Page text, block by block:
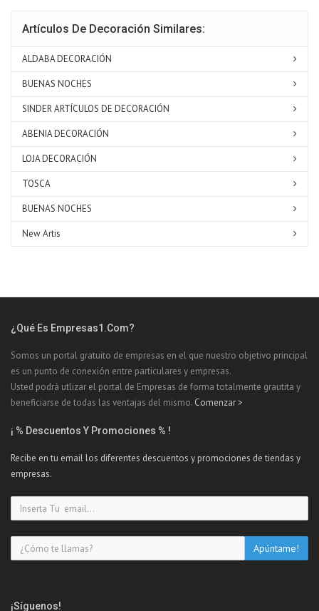
Artículos De Decoración Similares:
ALDABA DECORACIÓN
BUENAS NOCHES
SINDER ARTÍCULOS DE DECORACIÓN
ABENIA DECORACIÓN
LOJA DECORACIÓN
TOSCA
BUENAS NOCHES
New Artis
¿Qué Es Empresas1.com?
Somos un portal gratuito de empresas en el que nuestro objetivo principal
es un punto de conexión entre particulares y empresas.
Usted podrá utlizar el portal de Empresas de forma totalmente grautita y
beneficiarse de todas las ventajas del mismo. Comenzar >
¡ % Descuentos Y Promociones % !
Recibe en tu email los diferentes descuentos y promociones de tiendas y
empresas.
¡Síguenos!